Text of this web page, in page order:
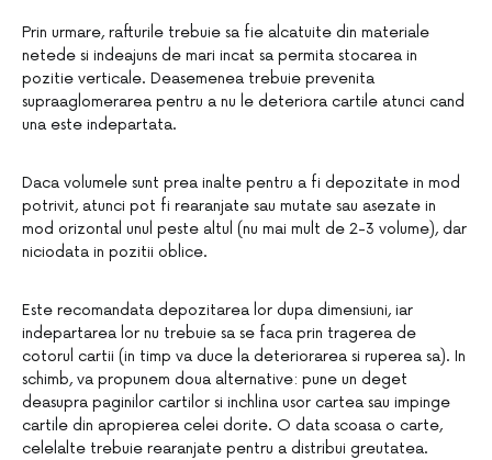
Prin urmare, rafturile trebuie sa fie alcatuite din materiale
netede si indeajuns de mari incat sa permita stocarea in
pozitie verticale. Deasemenea trebuie prevenita
supraaglomerarea pentru a nu le deteriora cartile atunci cand
una este indepartata.
Daca volumele sunt prea inalte pentru a fi depozitate in mod
potrivit, atunci pot fi rearanjate sau mutate sau asezate in
mod orizontal unul peste altul (nu mai mult de 2-3 volume), dar
niciodata in pozitii oblice.
Este recomandata depozitarea lor dupa dimensiuni, iar
indepartarea lor nu trebuie sa se faca prin tragerea de
cotorul cartii (in timp va duce la deteriorarea si ruperea sa). In
schimb, va propunem doua alternative: pune un deget
deasupra paginilor cartilor si inchlina usor cartea sau impinge
cartile din apropierea celei dorite. O data scoasa o carte,
celelalte trebuie rearanjate pentru a distribui greutatea.